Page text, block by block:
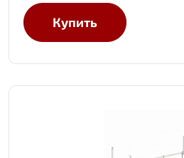
Купить